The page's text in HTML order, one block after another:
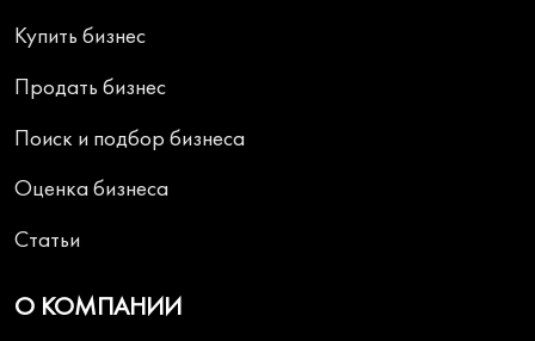
Купить бизнес
Продать бизнес
Поиск и подбор бизнеса
Оценка бизнеса
Статьи
О КОМПАНИИ